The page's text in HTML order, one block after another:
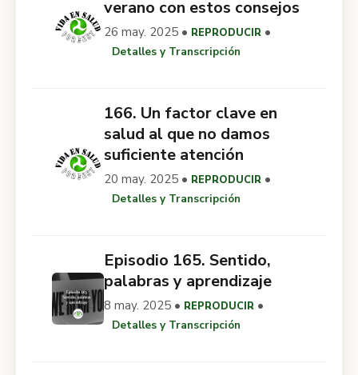
verano con estos consejos
26 may. 2025 • REPRODUCIR •
Detalles y Transcripción
166. Un factor clave en
salud al que no damos
suficiente atención
20 may. 2025 • REPRODUCIR •
Detalles y Transcripción
Episodio 165. Sentido,
palabras y aprendizaje
8 may. 2025 • REPRODUCIR •
Detalles y Transcripción